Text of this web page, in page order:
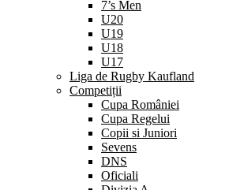
7’s Men
U20
U19
U18
U17
Liga de Rugby Kaufland
Competiții
Cupa României
Cupa Regelui
Copii si Juniori
Sevens
DNS
Oficiali